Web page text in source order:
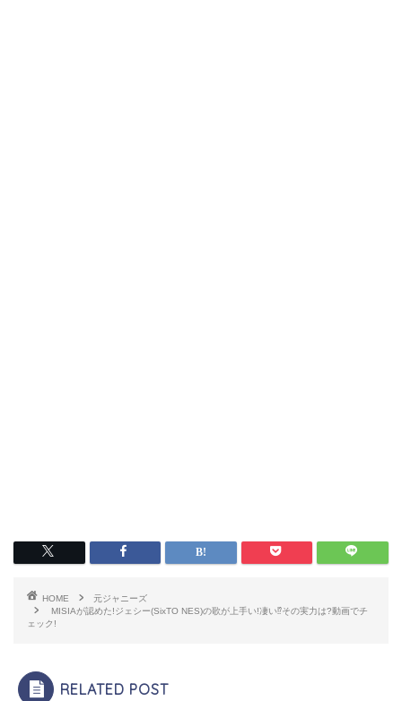
HOME
元ジャニーズ
MISIAが認めた!ジェシー(SixTO NES)の歌が上手い!凄い⁉︎その実力は?動画でチ
ェック!
RELATED POST